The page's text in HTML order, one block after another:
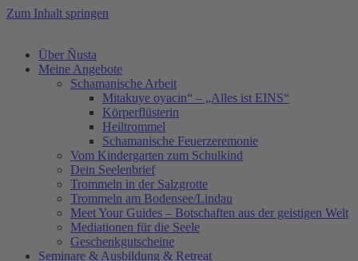
Zum Inhalt springen
Über Ñusta
Meine Angebote
Schamanische Arbeit
Mitakuye oyacin“ – „Alles ist EINS“
Körperflüsterin
Heiltrommel
Schamanische Feuerzeremonie
Vom Kindergarten zum Schulkind
Dein Seelenbrief
Trommeln in der Salzgrotte
Trommeln am Bodensee/Lindau
Meet Your Guides – Botschaften aus der geistigen Welt
Mediationen für die Seele
Geschenkgutscheine
Seminare & Ausbildung & Retreat